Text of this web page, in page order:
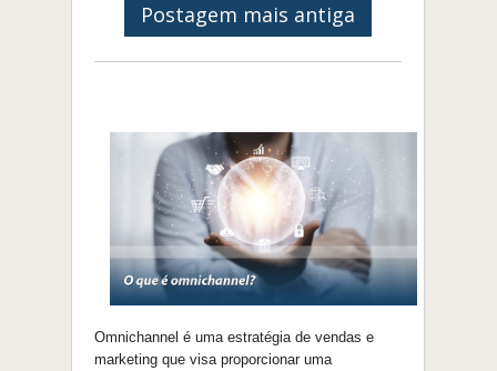
Postagem mais antiga
Omnichannel é uma estratégia de vendas e
marketing que visa proporcionar uma